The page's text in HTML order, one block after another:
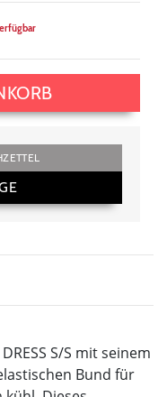
S/S mit seinem
Bund für